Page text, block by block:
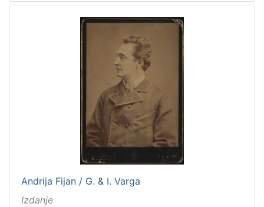
Andrija Fijan / G. & I. Varga
Izdanje